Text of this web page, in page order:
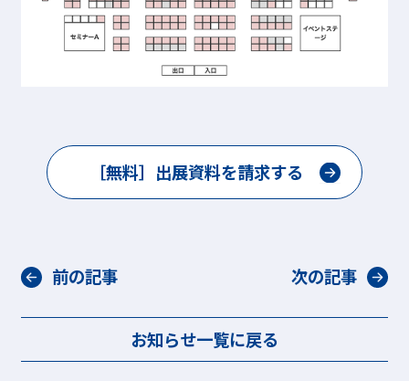
［無料］出展資料を請求する
前の記事 次の記事
お知らせ一覧に戻る